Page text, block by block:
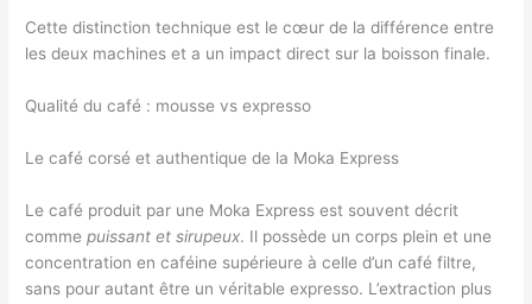
Cette distinction technique est le cœur de la différence entre
les deux machines et a un impact direct sur la boisson finale.
Qualité du café : mousse vs expresso
Le café corsé et authentique de la Moka Express
Le café produit par une Moka Express est souvent décrit
commepuissant et sirupeux. Il possède un corps plein et une
concentration en caféine supérieure à celle d’un café filtre,
sans pour autant être un véritable expresso. L’extraction plus